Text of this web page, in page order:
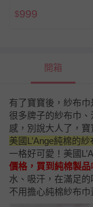
$999
開箱
有了寶寶後，紗布
很多牌子的紗布巾
感，別說大人了，
美國L’Ange純棉的紗
一格好可愛！美國
價格，買到純棉製品
水、吸汗，在滿足
不用擔心純棉紗布巾